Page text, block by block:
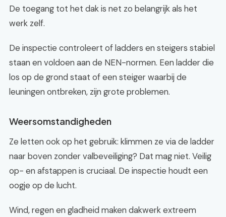
De toegang tot het dak is net zo belangrijk als het
werk zelf.
De inspectie controleert of ladders en steigers stabiel
staan en voldoen aan de NEN-normen. Een ladder die
los op de grond staat of een steiger waarbij de
leuningen ontbreken, zijn grote problemen.
Weersomstandigheden
Ze letten ook op het gebruik: klimmen ze via de ladder
naar boven zonder valbeveiliging? Dat mag niet. Veilig
op- en afstappen is cruciaal. De inspectie houdt een
oogje op de lucht.
Wind, regen en gladheid maken dakwerk extreem